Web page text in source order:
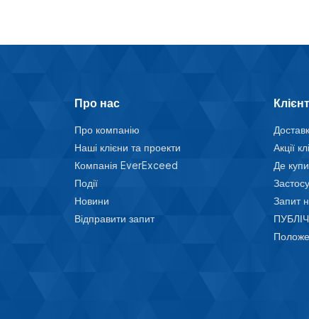
Про нас
Про компанію
Наші клієни та проекти
Компанія EverExceed
Події
Новини
Відправити запит
Акції
Де
Запит